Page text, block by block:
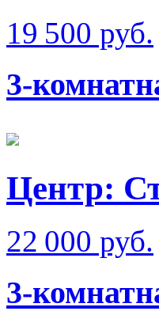
19 500 руб.
3-
Центр:
22 000 руб.
3-